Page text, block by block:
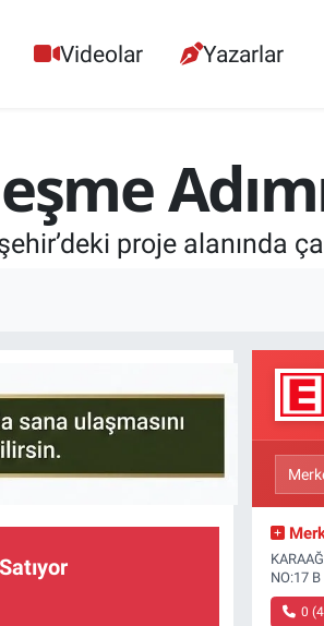
Videolar Yazarlar
proje alanında
NO:17 B
0